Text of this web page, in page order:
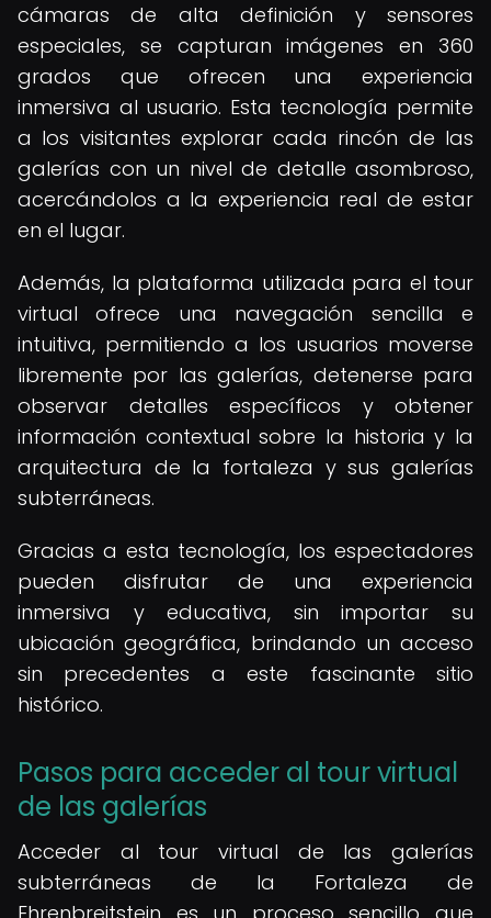
cámaras de alta definición y sensores
especiales, se capturan imágenes en 360
grados que ofrecen una experiencia
inmersiva al usuario. Esta tecnología permite
a los visitantes explorar cada rincón de las
galerías con un nivel de detalle asombroso,
acercándolos a la experiencia real de estar
en el lugar.
Además, la plataforma utilizada para el tour
virtual ofrece una navegación sencilla e
intuitiva, permitiendo a los usuarios moverse
libremente por las galerías, detenerse para
observar detalles específicos y obtener
información contextual sobre la historia y la
arquitectura de la fortaleza y sus galerías
subterráneas.
Gracias a esta tecnología, los espectadores
pueden disfrutar de una experiencia
inmersiva y educativa, sin importar su
ubicación geográfica, brindando un acceso
sin precedentes a este fascinante sitio
histórico.
Pasos para acceder al tour virtual
de las galerías
Acceder al tour virtual de las galerías
subterráneas de la Fortaleza de